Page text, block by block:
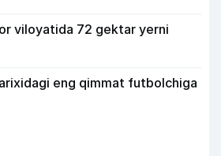
viloyatida 72 gektar yerni
eng qimmat futbolchiga